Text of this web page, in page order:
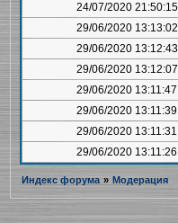
24/07/2020 21:50:15
29/06/2020 13:13:02
29/06/2020 13:12:43
29/06/2020 13:12:07
29/06/2020 13:11:47
29/06/2020 13:11:39
29/06/2020 13:11:31
29/06/2020 13:11:26
Индекс форума » Модерация